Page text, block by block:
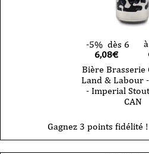
-5% dès 6
6,08€
Bière Brasserie
Land & Labour
- Imperial
CAN
Gagnez 3 points fidélité !